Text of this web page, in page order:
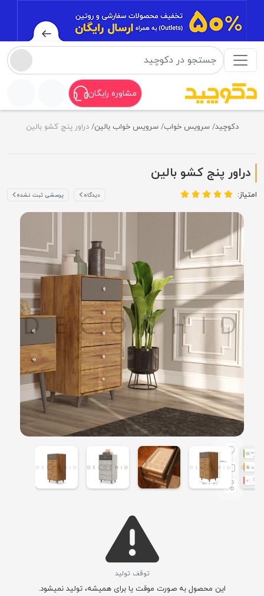
مشاوره رایگان
دکوچید سرویس خواب سرویس خواب بالین دراور پنج کشو بالین
دراور پنج کشو بالین
امتیاز: دیدگاه پرسشی ثبت نشده
توقف تولید
این محصول به صورت موقت یا برای همیشه، تولید نمیشود.